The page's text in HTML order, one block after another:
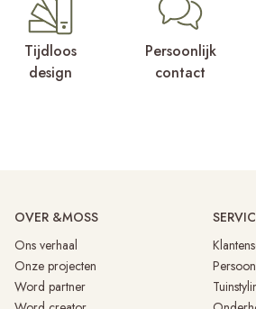
Tijdloos
design
Persoonlijk
contact
OVER &MOSS
Ons verhaal
Onze projecten
Word partner